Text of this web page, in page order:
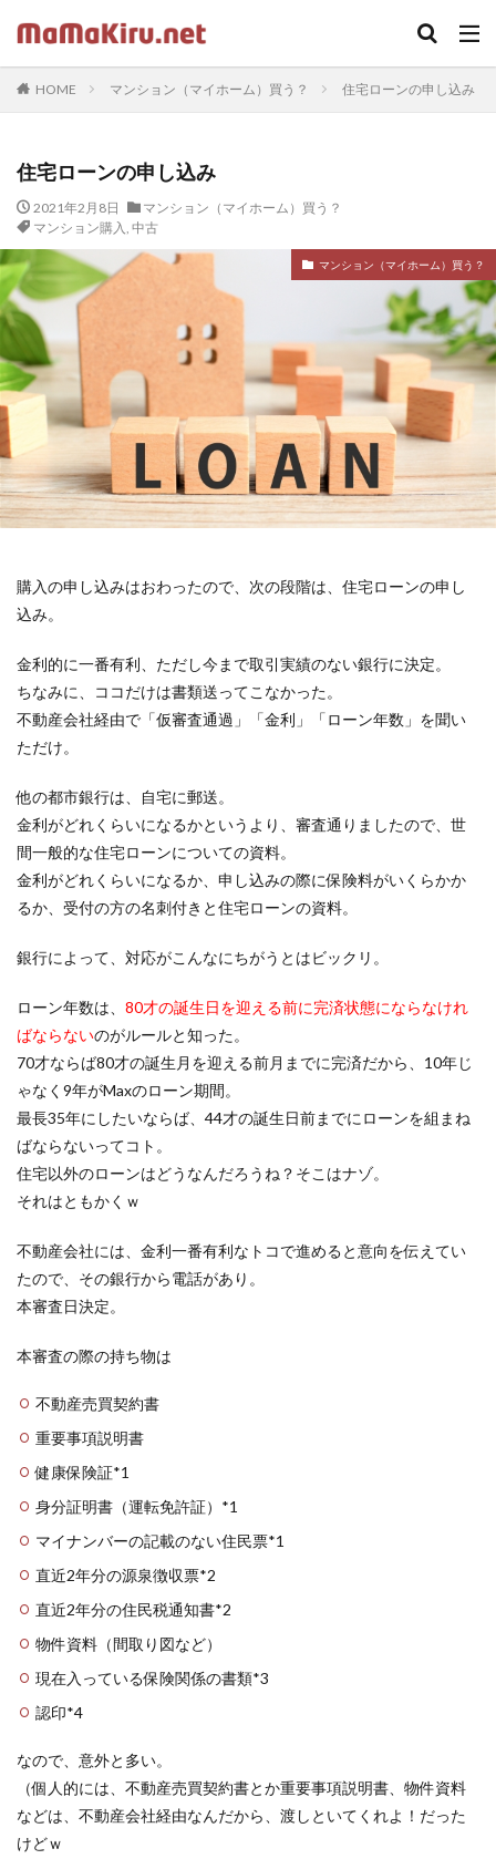
HOME マンション（マイホーム）買う？ 住宅ローンの申し込み
住宅ローンの申し込み
2021年2月8日
マンション（マイホーム）買う？
マンション購入, 中古
マンション（マイホーム）買う？
購入の申し込みはおわったので、次の段階は、住宅ローンの申し
込み。
金利的に一番有利、ただし今まで取引実績のない銀行に決定。
ちなみに、ココだけは書類送ってこなかった。
不動産会社経由で「仮審査通過」「金利」「ローン年数」を聞い
ただけ。
他の都市銀行は、自宅に郵送。
金利がどれくらいになるかというより、審査通りましたので、世
間一般的な住宅ローンについての資料。
金利がどれくらいになるか、申し込みの際に保険料がいくらかか
るか、受付の方の名刺付きと住宅ローンの資料。
銀行によって、対応がこんなにちがうとはビックリ。
ローン年数は、 80才の誕生日を迎える前に完済状態にならなけれ
ばならないのがルールと知った。
70才ならば80才の誕生月を迎える前月までに完済だから、10年じ
ゃなく9年がMaxのローン期間。
最長35年にしたいならば、44才の誕生日前までにローンを組まね
ばならないってコト。
住宅以外のローンはどうなんだろうね？そこはナゾ。
それはともかくｗ
不動産会社には、金利一番有利なトコで進めると意向を伝えてい
たので、その銀行から電話があり。
本審査日決定。
本審査の際の持ち物は
不動産売買契約書
重要事項説明書
健康保険証*1
身分証明書（運転免許証）*1
マイナンバーの記載のない住民票*1
直近2年分の源泉徴収票*2
直近2年分の住民税通知書*2
物件資料（間取り図など）
現在入っている保険関係の書類*3
認印*4
なので、意外と多い。
（個人的には、不動産売買契約書とか重要事項説明書、物件資料
などは、不動産会社経由なんだから、渡しといてくれよ！だった
けどｗ
タグ
ちらし クラウド
Webカメラ
SOHO
twenty seventeen
体験
iPhone
ドラッガー理論
Illustrator
Photoshop
固定ページ
住宅ローン
内蔵カメラ
スクリプトで画像収集
在宅ワーク
footer LIFE SHIFT
App Store
https
プラグイン 印刷 ロゴ
sidebar
スキルアップ
アプリ一覧 http
Wordpress
php
Plugin Howto
ワイヤーフレーム
iMac
リダイレクト ブログ運営
LION
思考力 モニターアーム化
SEO
検索 テンプレート
ロジックツリー
VESA非対応
Facebook
サテライトサイト
Theme
SNS 自己分析 EpocCam
Zoom
Web構築 テーマ 楽天
大吉
google meet ブログ
レスポンシブ
Chrome
Mac 初詣
モバイルフレンドリー
Excel
スクリーンショット
マンション購入
オンラインミーティング
検索